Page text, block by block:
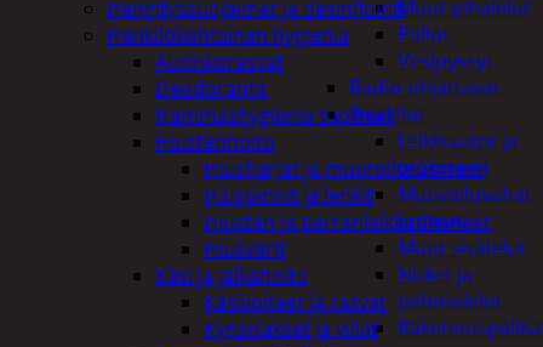
Muut pihalelut
Pallot
Vesipyssyt
Radio-ohjattavat
Sisälelut
Leikkiautot ja
työkoneet
Muovailuvahat
ja limat
Muut sisälelut
Nuket ja
pehmolelut
Hengityssuojaimet ja desinfiointi
Henkilökohtainen hygienia
Aurinkorasvat
Deodorantit
Hammashygienia tuotteet
Hiustenhoito
Hiusharjat ja muotoilutuotteet
Hiuspinnit ja lenkit
Hiusten ja parranleikkuukoneet
Hiusvärit
Käsi ja jalkahoito
Käsivoiteet ja rasvat
Kynsisakset ja viilat